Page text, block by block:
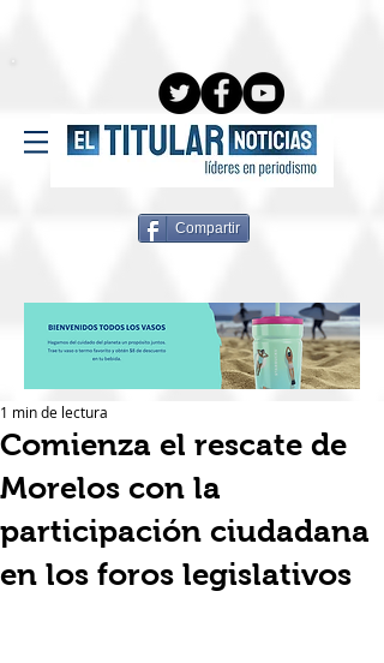
Compartir
Comienza el rescate de
Morelos con la
participación ciudadana
en los foros legislativos
1 min de lectura